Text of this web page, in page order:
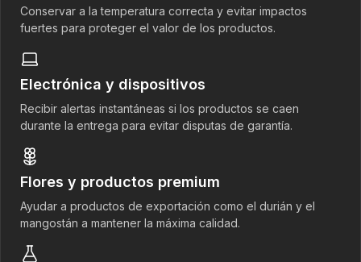
Conservar a la temperatura correcta y evitar impactos
fuertes para proteger el valor de los productos.
Electrónica y dispositivos
Recibir alertas instantáneas si los productos se caen
durante la entrega para evitar disputas de garantía.
Flores y productos premium
Ayudar a productos de exportación como el durián y el
mangostán a mantener la máxima calidad.